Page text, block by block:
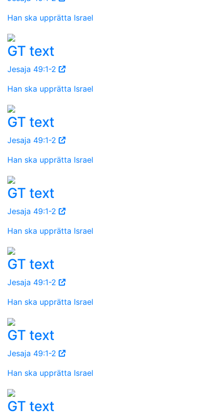
Han ska upprätta Israel
GT text
Jesaja 49:1-2
Han ska upprätta Israel
GT text
Jesaja 49:1-2
Han ska upprätta Israel
GT text
Jesaja 49:1-2
Han ska upprätta Israel
GT text
Jesaja 49:1-2
Han ska upprätta Israel
GT text
Jesaja 49:1-2
Han ska upprätta Israel
GT text